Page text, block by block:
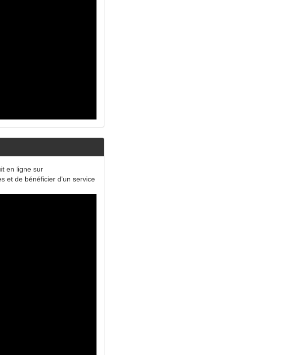
en ligne sur
et de bénéficier d'un service